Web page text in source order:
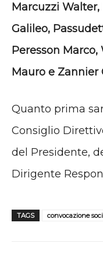
Marcuzzi
Galileo,
Peresson
Mauro e Zannier
Quanto prima
Consiglio
del Presidente,
Dirigente
TAGS convocazione soci